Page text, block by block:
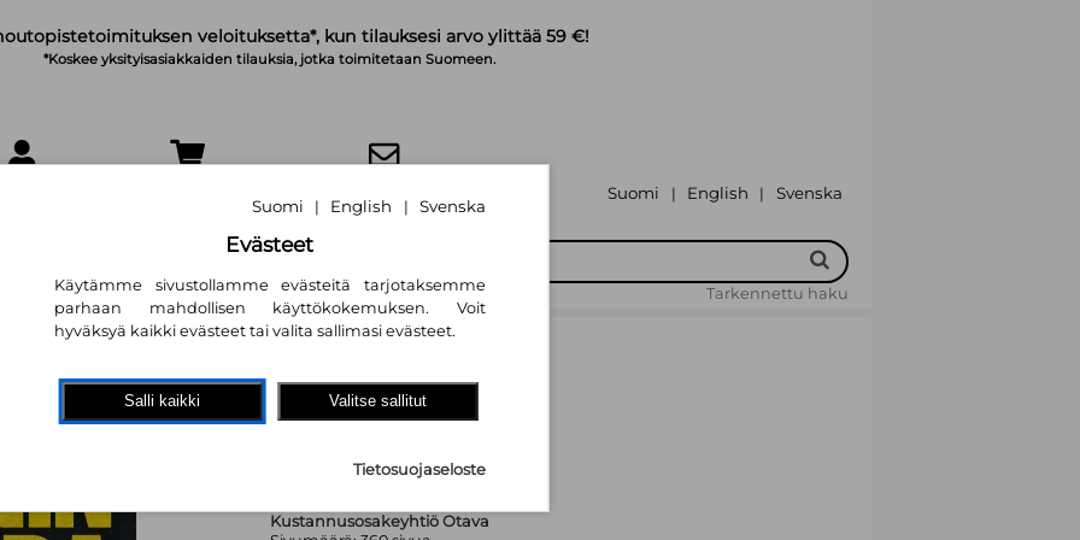
veloituksetta*, kun tilauksesi arvo ylittää 59 €!
*Koskee yksityisasiakkaiden tilauksia, jotka toimitetaan Suomeen.
Suomi | English | Svenska
Tarkennettu haku
Taavi Soininvaara
23,50 €
Kustannusosakeyhtiö Otava
Suomi | English | Svenska
Evästeet
Käytämme sivustollamme evästeitä tarjotaksemme
parhaan mahdollisen käyttökokemuksen. Voit
hyväksyä kaikki evästeet tai valita sallimasi evästeet.
Salli kaikki Valitse sallitut
Tietosuojaseloste